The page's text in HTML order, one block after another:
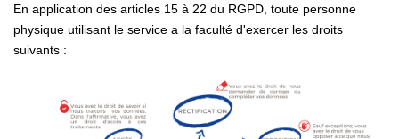
En application des articles 15 à 22 du RGPD, toute personne
physique utilisant le service a la faculté d'exercer les droits
suivants :